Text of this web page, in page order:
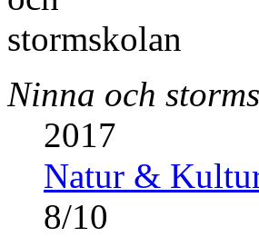
Ninna och
2017
Natur &
8/10